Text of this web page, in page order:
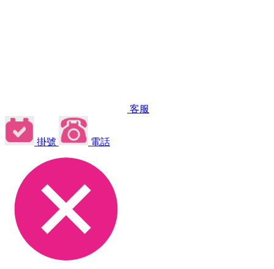
客服
掛號 電話